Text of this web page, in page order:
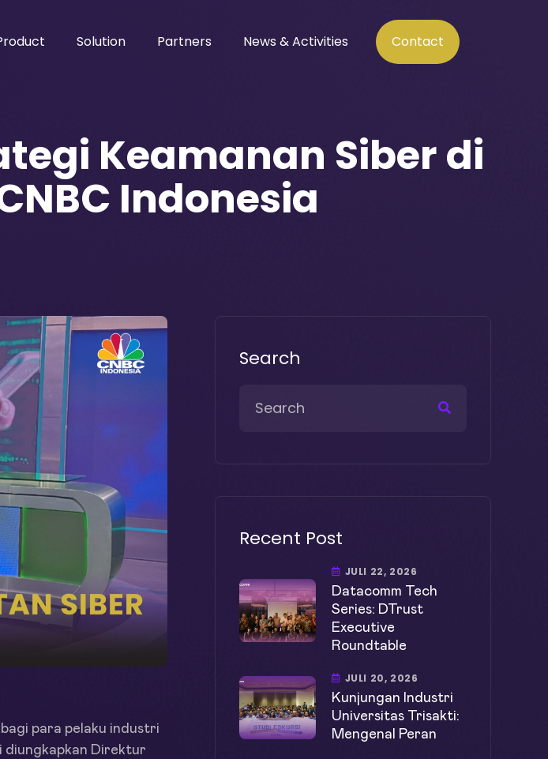
Solution Partners News & Activities Contact
Keamanan Siber di
Indonesia
para pelaku industri
diungkapkan Direktur
Search
Recent Post
JULI 22, 2026
Datacomm Tech
Series: DTrust
Executive
Roundtable
JULI 20, 2026
Kunjungan Industri
Universitas Trisakti:
Mengenal Peran